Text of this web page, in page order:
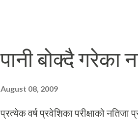
मजाले हात फिँजाउदै टुठेफुटे हिन्दी
लौ भयो अब ? सुनको दात लगाएकी
भेष भनेको यहि त होला नि !
पानी बोक्दै गरेका
August 08, 2009
प्रत्येक वर्ष प्रवेशिका परीक्षाको